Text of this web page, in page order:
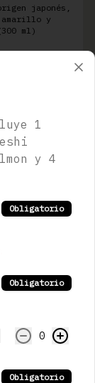
japonés,
amarillo y
ml)
limón y
de durazno
de
1
y 4
Obligatorio
Obligatorio
0
Obligatorio